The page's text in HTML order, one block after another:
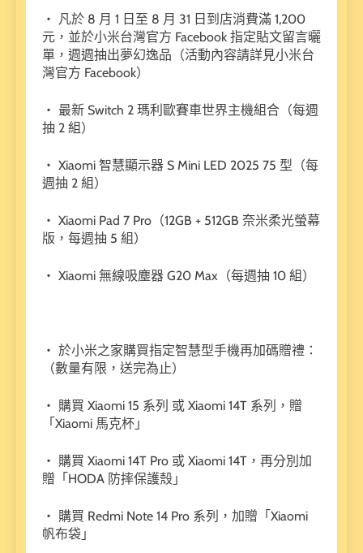
・ 凡於 8 月 1 日至 8 月 31 日到店消費滿 1,200
元，並於小米台灣官方 Facebook 指定貼文留言曬
單，週週抽出夢幻逸品（活動內容請詳見小米台
灣官方 Facebook）
・ 最新 Switch 2 瑪利歐賽車世界主機組合（每週
抽 2 組）
・ Xiaomi 智慧顯示器 S Mini LED 2025 75 型（每
週抽 2 組）
・ Xiaomi Pad 7 Pro（12GB + 512GB 奈米柔光螢幕
版，每週抽 5 組）
・ Xiaomi 無線吸塵器 G20 Max（每週抽 10 組）
・ 於小米之家購買指定智慧型手機再加碼贈禮：
（數量有限，送完為止）
・ 購買 Xiaomi 15 系列 或 Xiaomi 14T 系列，贈
「Xiaomi 馬克杯」
・ 購買 Xiaomi 14T Pro 或 Xiaomi 14T，再分別加
贈「HODA 防摔保護殼」
・ 購買 Redmi Note 14 Pro 系列，加贈「Xiaomi
帆布袋」